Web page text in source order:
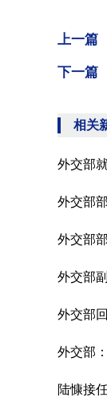
上一篇
下一篇
相关
外交部
外交部
外交部
外交部
外交部
外交部
陆慷接